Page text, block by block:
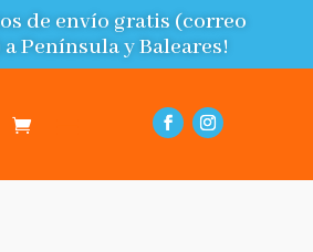
de envío gratis (correo
Península y Baleares!